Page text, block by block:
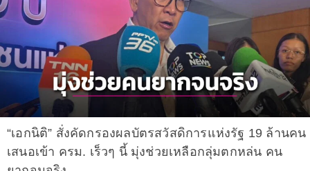
“เอกนิติ” สั่งคัดกรองผลบัตรสวัสดิการแห่งรัฐ 19 ล้านคน
เสนอเข้า ครม. เร็วๆ นี้ มุ่งช่วยเหลือกลุ่มตกหล่น คน